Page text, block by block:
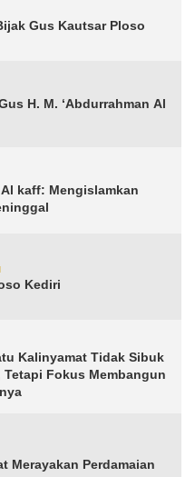
Gus Kautsar Ploso
H. M. ‘Abdurrahman Al
kaff: Mengislamkan
Kediri
Kalinyamat Tidak Sibuk
Fokus Membangun
Merayakan Perdamaian